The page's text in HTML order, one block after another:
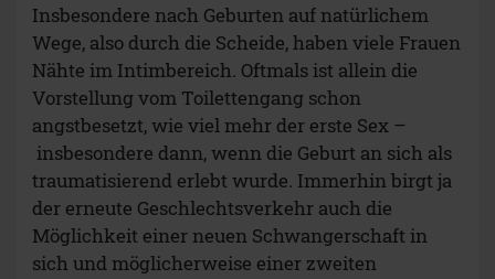
Insbesondere nach Geburten auf natürlichem
Wege, also durch die Scheide, haben viele Frauen
Nähte im Intimbereich. Oftmals ist allein die
Vorstellung vom Toilettengang schon
angstbesetzt, wie viel mehr der erste Sex –
insbesondere dann, wenn die Geburt an sich als
traumatisierend erlebt wurde. Immerhin birgt ja
der erneute Geschlechtsverkehr auch die
Möglichkeit einer neuen Schwangerschaft in
sich und möglicherweise einer zweiten